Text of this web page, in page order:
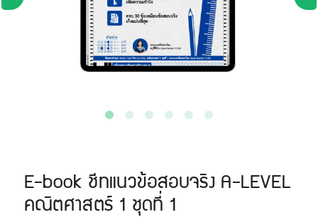
E-book ชีทแนวข้อสอบจริง A-LEVEL
คณิตศาสตร์ 1 ชุดที่ 1